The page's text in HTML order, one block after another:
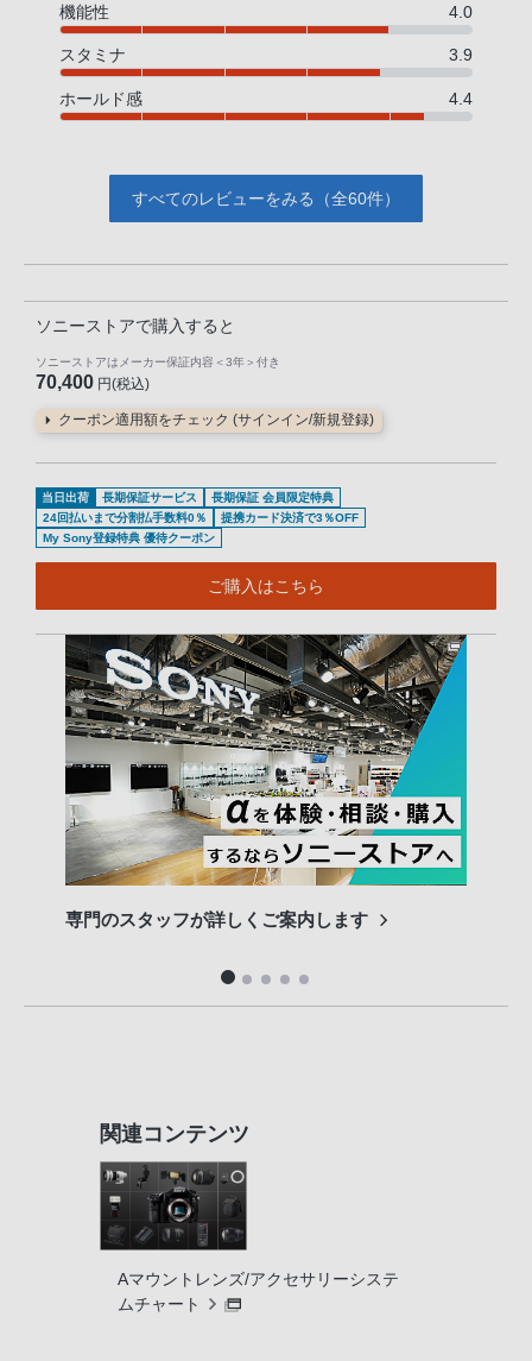
機能性 4.0
スタミナ 3.9
ホールド感 4.4
すべてのレビューをみる（全60件）
ソニーストアで購入すると
ソニーストアはメーカー保証内容 ＜3年＞ 付き
70,400 円(税込)
クーポン適用額をチェック (サインイン/新規登録)
当日出荷 長期保証サービス
長期保証 会員限定特典
24回払いまで分割払手数料0％
提携カード決済で3％OFF
My Sony登録特典 優待クーポン
ご購入はこちら
専門のスタッフが詳しくご案内します
関連コンテンツ
Aマウントレンズ/アクセサリーシステ
ムチャート